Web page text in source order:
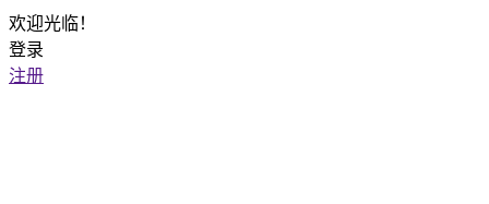
欢迎光临！
登录
注册